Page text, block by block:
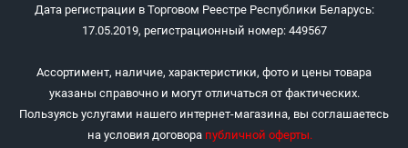
Дата регистрации в Торговом Реестре Республики Беларусь:
17.05.2019, регистрационный номер: 449567
Ассортимент, наличие, характеристики, фото и цены товара
указаны справочно и могут отличаться от фактических.
Пользуясь услугами нашего интернет-магазина, вы соглашаетесь
на условия договора публичной оферты.